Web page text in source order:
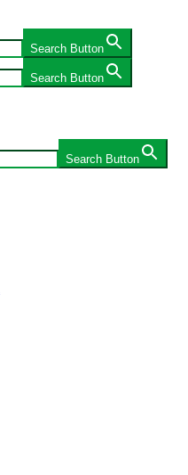
Search Button
Search Button
Search Button